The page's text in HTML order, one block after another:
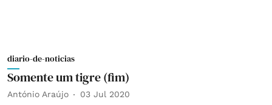
diario-de-noticias
Somente um tigre (fim)
António Araújo 03 Jul 2020